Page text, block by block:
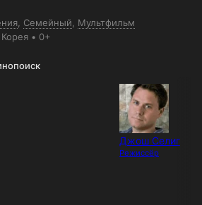
Семейный
Мультфильм
0+
Джош Селиг
Режиссёр